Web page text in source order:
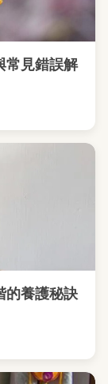
常見錯誤解
的養護秘訣